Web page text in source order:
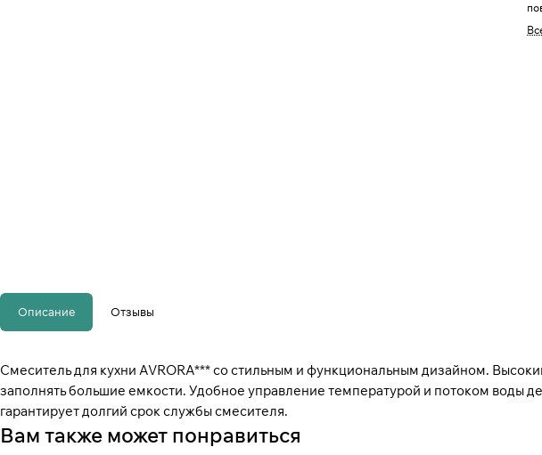
Описание Отзывы
Смеситель для кухни AVRORA*** со стильным и функциональным дизайном.
заполнять большие емкости. Удобное управление температурой и потоком воды
гарантирует долгий срок службы смесителя.
Вам также может понравиться